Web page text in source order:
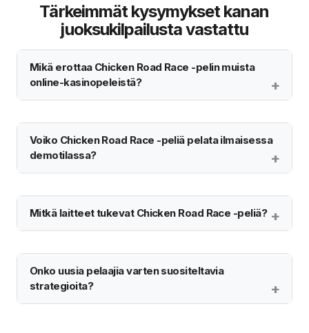
Tärkeimmät kysymykset kanan
juoksukilpailusta vastattu
Mikä erottaa Chicken Road Race -pelin muista
online-kasinopeleistä?
Voiko Chicken Road Race -peliä pelata ilmaisessa
demotilassa?
Mitkä laitteet tukevat Chicken Road Race -peliä?
Onko uusia pelaajia varten suositeltavia
strategioita?